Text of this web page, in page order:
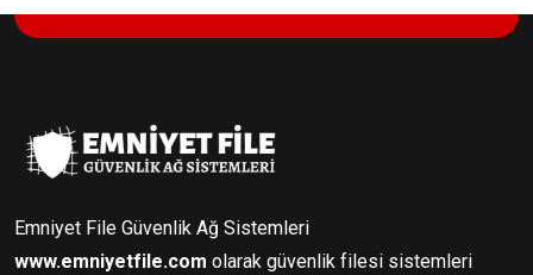
Emniyet File Güvenlik Ağ Sistemleri
www.emniyetfile.com olarak güvenlik filesi sistemleri